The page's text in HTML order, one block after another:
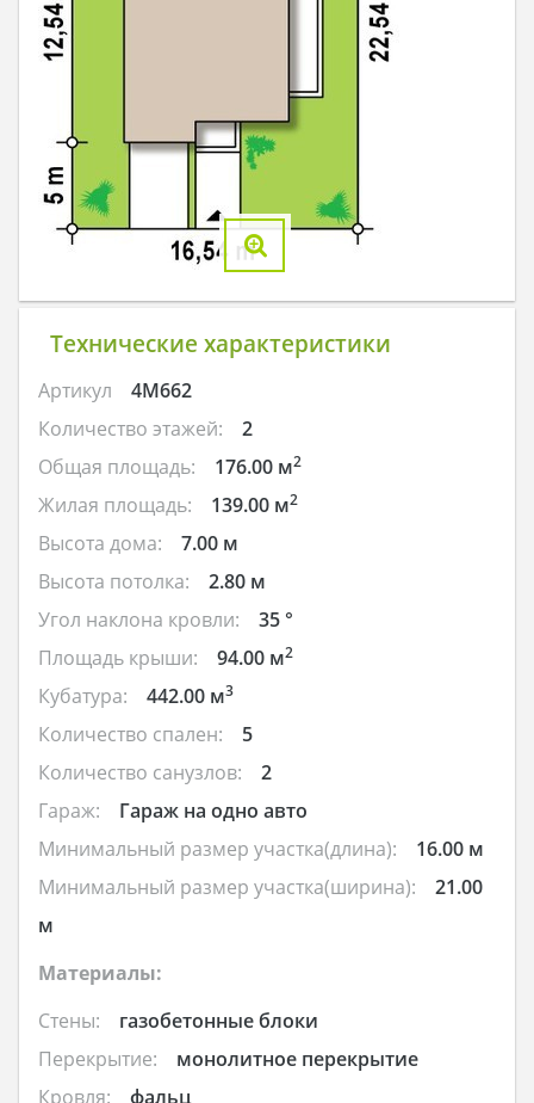
Технические характеристики
Артикул
4M662
Количество этажей:
2
Общая площадь:
176.00 м2
Жилая площадь: 139.00 м2
Высота дома:
7.00 м
Высота потолка:
2.80 м
Угол наклона кровли:
35 °
Площадь крыши:
94.00 м2
Кубатура: 442.00 м3
Количество спален:
5
Количество санузлов:
2
Гараж:
Гараж на одно авто
Минимальный размер участка(длина):
16.00 м
Минимальный размер участка(ширина):
21.00
м
Материалы:
Стены:
газобетонные блоки
Перекрытие:
монолитное перекрытие
Кровля:
фальц